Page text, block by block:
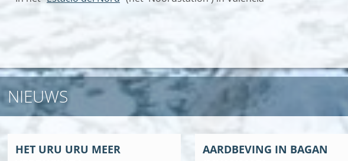
NIEUWS
HET URU URU MEER
AARDBEVING IN BAGAN